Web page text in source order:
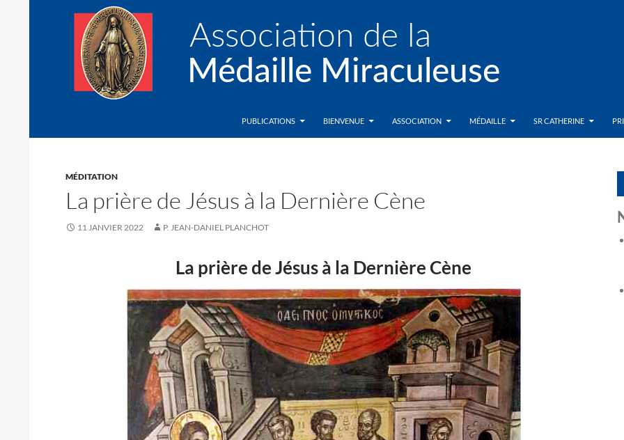
Association de la Médaille MiraculeusePUBLICATIONS BIENVENUE ASSOCIATION MÉDAILLE SR CATHERINE
MÉDITATION
La prière de Jésus à la Dernière Cène
11 JANVIER 2022 P. JEAN-DANIEL PLANCHOT
La prière de Jésus à la Dernière Cène